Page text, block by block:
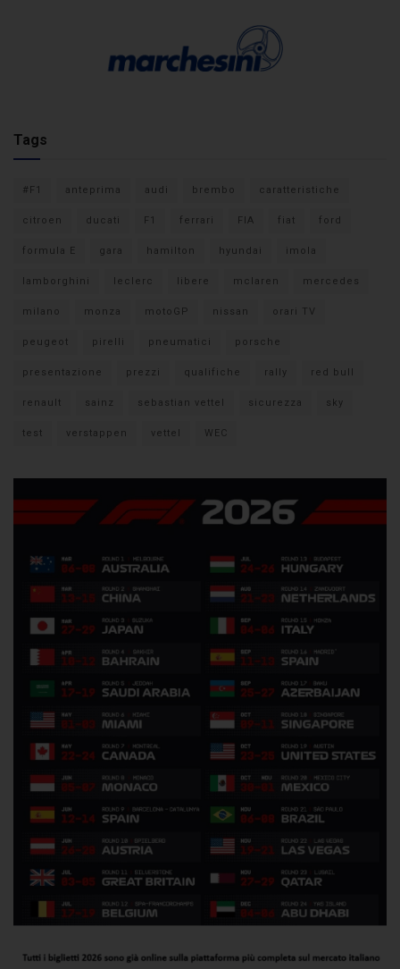
Tags
#F1 anteprima audi brembo caratteristiche
citroen ducati F1 ferrari FIA fiat ford
formula E gara hamilton hyundai imola
lamborghini leclerc libere mclaren mercedes
milano monza motoGP nissan orari TV
peugeot pirelli pneumatici porsche
presentazione prezzi qualifiche rally red bull
renault sainz sebastian vettel sicurezza sky
test verstappen vettel WEC